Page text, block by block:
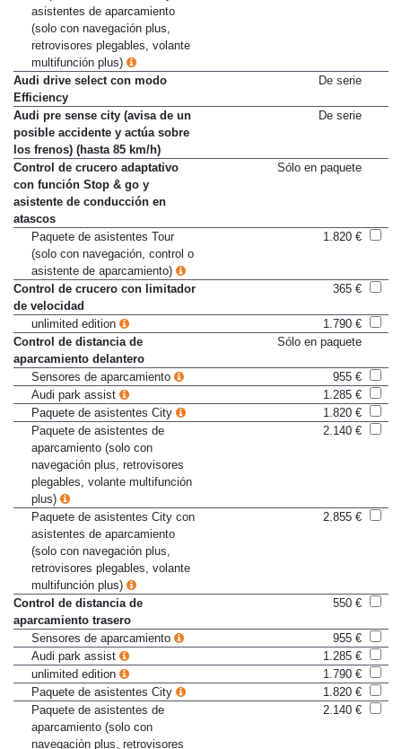
Paquete de asistentes City con
asistentes de aparcamiento
(solo con navegación plus,
retrovisores plegables, volante
multifunción plus)
Audi drive select con modo
Efficiency
Audi pre sense city (avisa de un
posible accidente y actúa sobre
los frenos) (hasta 85 km/h)
Control de crucero adaptativo
con función Stop & go y
asistente de conducción en
atascos
Paquete de asistentes Tour
(solo con navegación, control o
asistente de aparcamiento)
Control de crucero con limitador
de velocidad
unlimited edition
1.790 €
Control de distancia de
aparcamiento delantero
Sensores de aparcamiento
955 €
Audi park assist
1.285 €
Paquete de asistentes City
1.820 €
Paquete de asistentes de
aparcamiento (solo con
navegación plus, retrovisores
plegables, volante multifunción
plus)
Paquete de asistentes City con
asistentes de aparcamiento
(solo con navegación plus,
retrovisores plegables, volante
multifunción plus)
Control de distancia de
aparcamiento trasero
Sensores de aparcamiento
955 €
Audi park assist
1.285 €
unlimited edition
1.790 €
Paquete de asistentes City
1.820 €
Paquete de asistentes de
aparcamiento (solo con